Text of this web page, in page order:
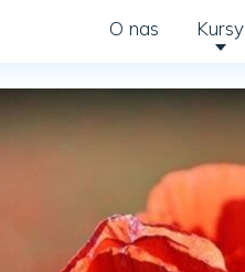
O nas Kursy